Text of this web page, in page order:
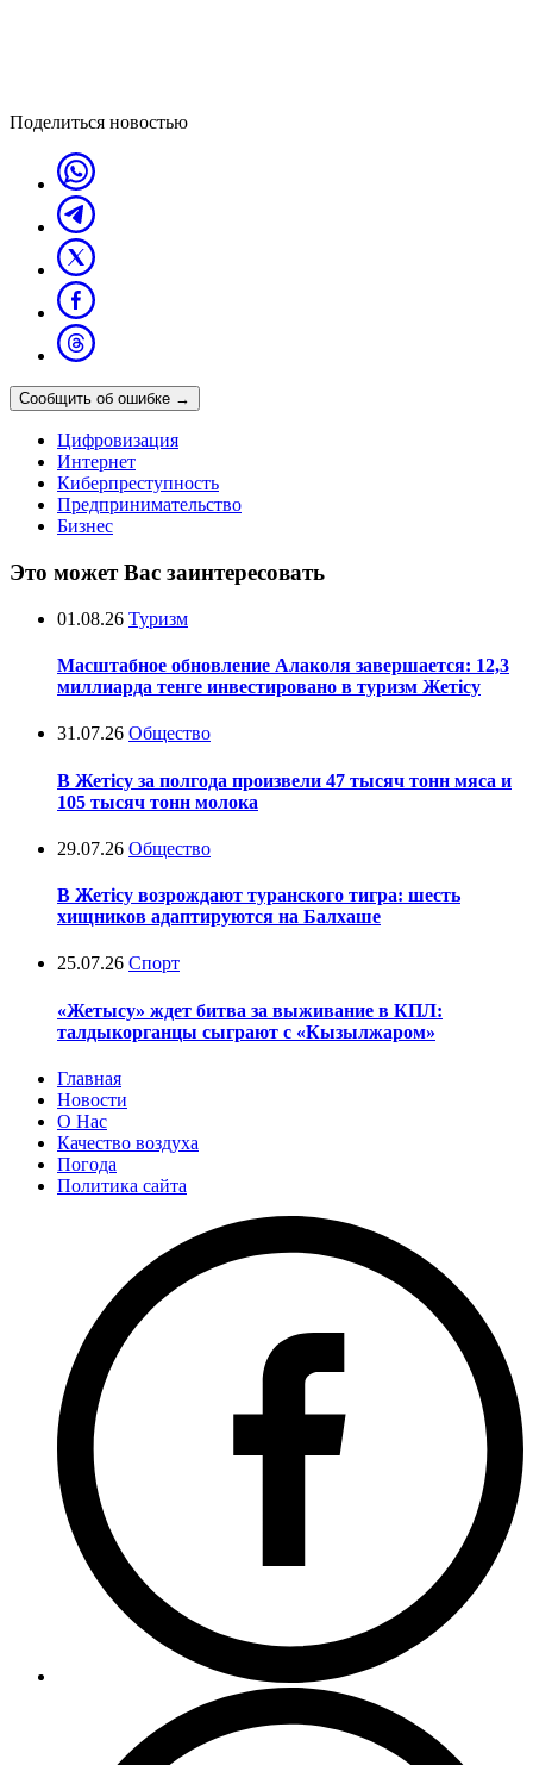
Поделиться новостью
Сообщить об ошибке →
Цифровизация
Интернет
Киберпреступность
Предпринимательство
Бизнес
Это может Вас заинтересовать
01.08.26 Туризм
Масштабное обновление Алаколя завершается: 12,3
миллиарда тенге инвестировано в туризм Жетісу
31.07.26 Общество
В Жетісу за полгода произвели 47 тысяч тонн мяса и
105 тысяч тонн молока
29.07.26 Общество
В Жетісу возрождают туранского тигра: шесть
хищников адаптируются на Балхаше
25.07.26 Спорт
«Жетысу» ждет битва за выживание в КПЛ:
талдыкорганцы сыграют с «Кызылжаром»
Главная
Новости
О Нас
Качество воздуха
Погода
Политика сайта